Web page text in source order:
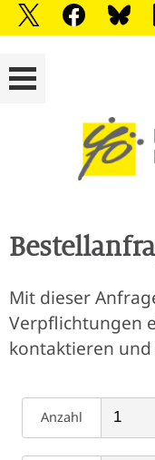
Mit dieser
Verpflichtungen
kontaktieren
Anzahl